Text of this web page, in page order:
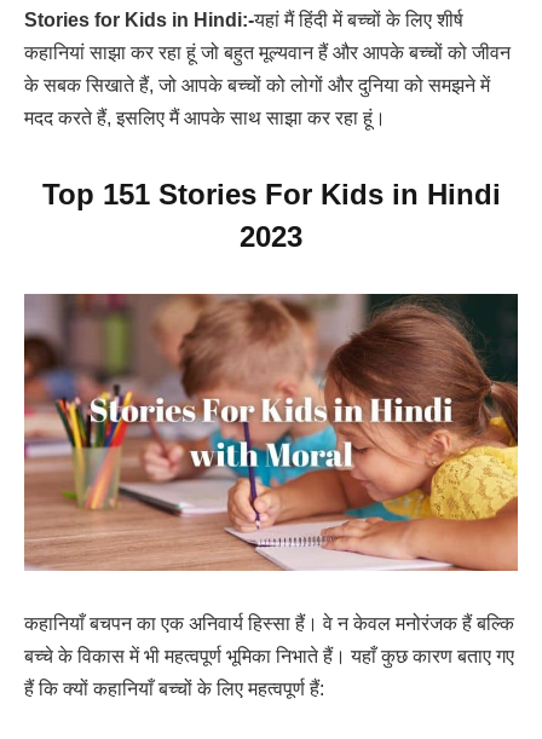
Stories for Kids in Hindi:-यहां मैं हिंदी में बच्चों के लिए शीर्ष
कहानियां साझा कर रहा हूं जो बहुत मूल्यवान हैं और आपके बच्चों को जीवन
के सबक सिखाते हैं, जो आपके बच्चों को लोगों और दुनिया को समझने में
मदद करते हैं, इसलिए मैं आपके साथ साझा कर रहा हूं।
Top 151 Stories For Kids in Hindi
2023
कहानियाँ बचपन का एक अनिवार्य हिस्सा हैं। वे न केवल मनोरंजक हैं बल्कि
बच्चे के विकास में भी महत्वपूर्ण भूमिका निभाते हैं। यहाँ कुछ कारण बताए गए
हैं कि क्यों कहानियाँ बच्चों के लिए महत्वपूर्ण हैं: